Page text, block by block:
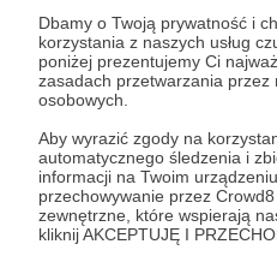
Dbamy o Twoją prywatność i
korzystania z naszych usług
poniżej prezentujemy Ci
zasadach przetwarzania przez
osobowych.
Aby wyrazić zgody na
automatycznego śledzenia i
informacji na Twoim
przechowywanie przez
zewnętrzne, które wspierają
kliknij AKCEPTUJĘ I
Każdy kto wesprze MKS
na to zgodę zostanie
KLUBU" w zakładce na
otrzyma newsletter i
harmonogramem
grupach wiekowych oraz
Patroni: 0